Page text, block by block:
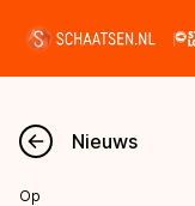
Nieuws
Nieuws
Op